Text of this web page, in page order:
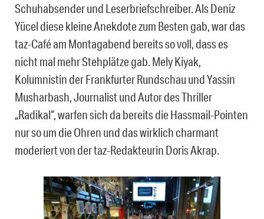
Schuhabsender und Leserbriefschreiber. Als Deniz
Yücel diese kleine Anekdote zum Besten gab, war das
taz-Café am Montagabend bereits so voll, dass es
nicht mal mehr Stehplätze gab. Mely Kiyak,
Kolumnistin der Frankfurter Rundschau und Yassin
Musharbash, Journalist und Autor des Thriller
„Radikal“, warfen sich da bereits die Hassmail-Pointen
nur so um die Ohren und das wirklich charmant
moderiert von der taz-Redakteurin Doris Akrap.